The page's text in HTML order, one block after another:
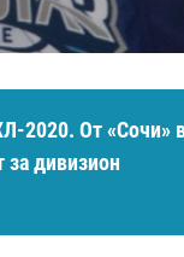
2020. От «Сочи»
за дивизион